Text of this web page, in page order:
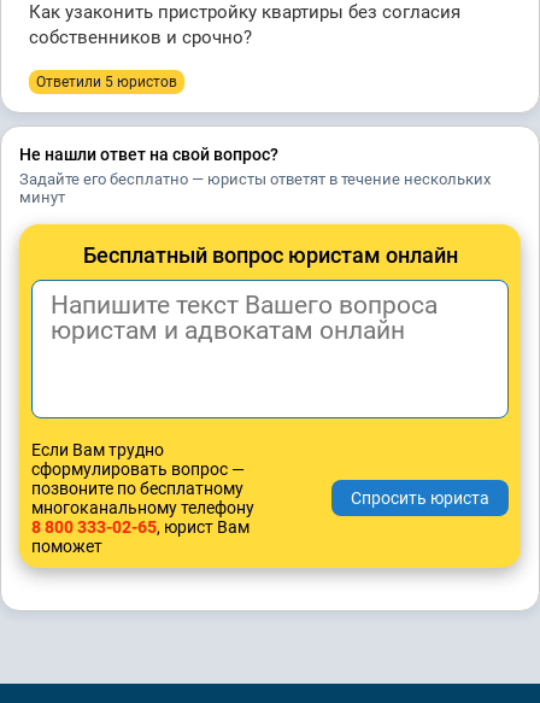
Как узаконить пристройку квартиры без согласия
собственников и срочно?
Ответили 5 юристов
Не нашли ответ на свой вопрос?
Задайте его бесплатно — юристы ответят в течение нескольких
минут
Бесплатный вопрос юристам онлайн
Если Вам трудно
сформулировать вопрос —
позвоните по бесплатному
многоканальному телефону
8 800 333-02-65, юрист Вам
поможет